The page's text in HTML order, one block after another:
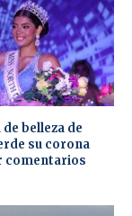
belleza de
su corona
comentarios